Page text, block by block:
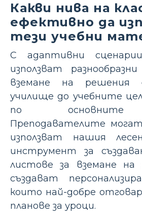
Какви нива на
ефективно да
тези учебни
С адаптивни
използват
вземане на решения
училище до учебните
по основните
Преподавателите
използват нашия
инструмент за
листове за вземане на
създават
които най-добре
планове за уроци.